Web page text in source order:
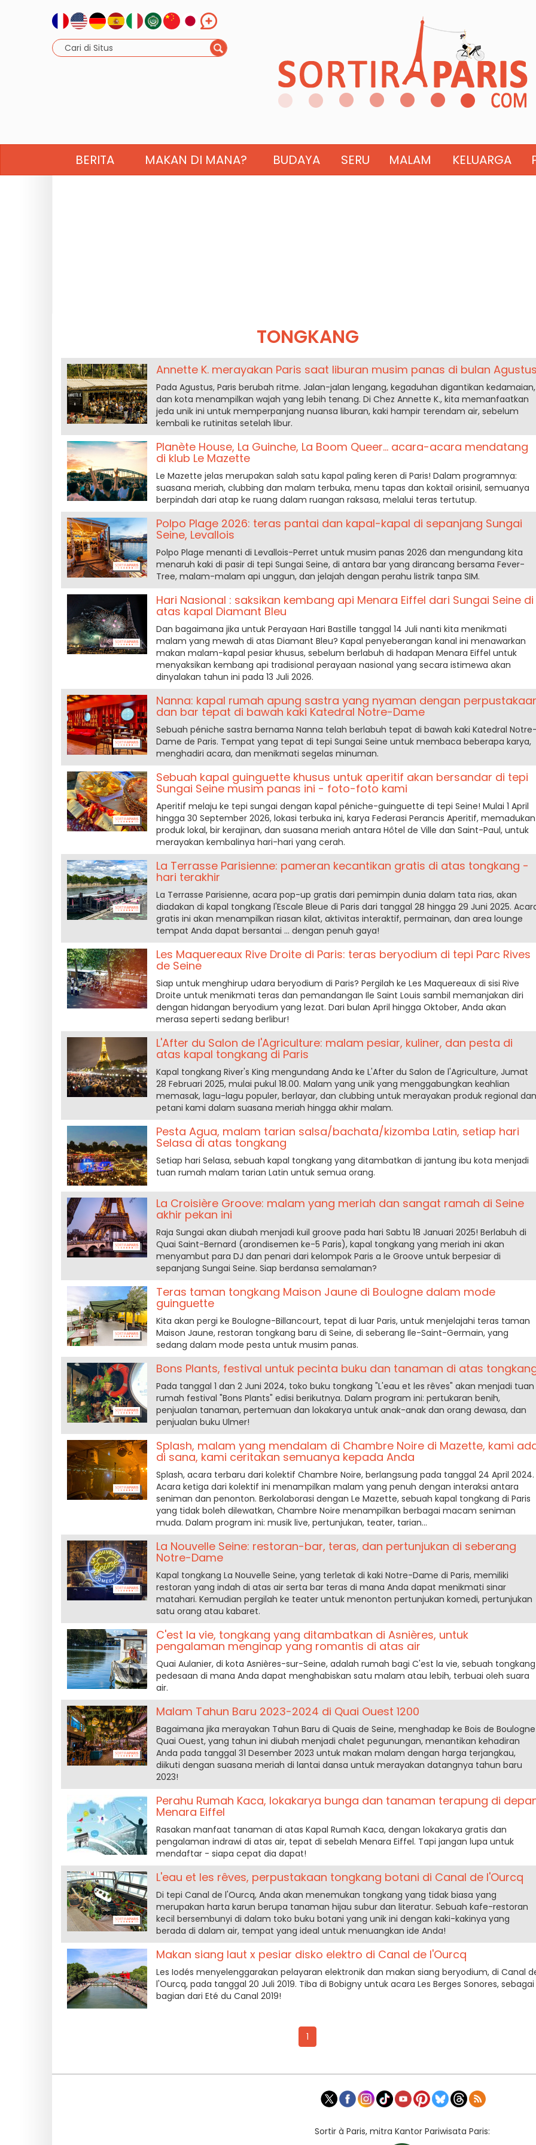
BERITA MAKAN DI MANA? BUDAYA SERU MALAM KELUARGA
TONGKANG
Annette K. merayakan Paris saat liburan musim panas di bulan
Pada Agustus, Paris berubah ritme. Jalan-jalan lengang, kegaduhan digantikan kedamaian,
dan kota menampilkan wajah yang lebih tenang. Di Chez Annette K., kita memanfaatkan
jeda unik ini untuk memperpanjang nuansa liburan, kaki hampir terendam air, sebelum
kembali ke rutinitas setelah libur.
Planète House, La Guinche, La Boom Queer... acara-acara mendatang
di klub Le Mazette
Le Mazette jelas merupakan salah satu kapal paling keren di Paris! Dalam programnya:
suasana meriah, clubbing dan malam terbuka, menu tapas dan koktail orisinil, semuanya
berpindah dari atap ke ruang dalam ruangan raksasa, melalui teras tertutup.
Polpo Plage 2026: teras pantai dan kapal-kapal di sepanjang Sungai
Seine, Levallois
Polpo Plage menanti di Levallois-Perret untuk musim panas 2026 dan mengundang kita
menaruh kaki di pasir di tepi Sungai Seine, di antara bar yang dirancang bersama Fever-
Tree, malam-malam api unggun, dan jelajah dengan perahu listrik tanpa SIM.
Hari Nasional : saksikan kembang api Menara Eiffel dari Sungai Seine di
atas kapal Diamant Bleu
Dan bagaimana jika untuk Perayaan Hari Bastille tanggal 14 Juli nanti kita menikmati
malam yang mewah di atas Diamant Bleu? Kapal penyeberangan kanal ini menawarkan
makan malam-kapal pesiar khusus, sebelum berlabuh di hadapan Menara Eiffel untuk
menyaksikan kembang api tradisional perayaan nasional yang secara istimewa akan
dinyalakan tahun ini pada 13 Juli 2026.
Nanna: kapal rumah apung sastra yang nyaman dengan
dan bar tepat di bawah kaki Katedral Notre-Dame
Sebuah péniche sastra bernama Nanna telah berlabuh tepat di bawah kaki Katedral
Dame de Paris. Tempat yang tepat di tepi Sungai Seine untuk membaca beberapa karya,
menghadiri acara, dan menikmati segelas minuman.
Sebuah kapal guinguette khusus untuk aperitif akan bersandar di tepi
Sungai Seine musim panas ini - foto-foto kami
Aperitif melaju ke tepi sungai dengan kapal péniche-guinguette di tepi Seine! Mulai 1 April
hingga 30 September 2026, lokasi terbuka ini, karya Federasi Perancis Aperitif, memadukan
produk lokal, bir kerajinan, dan suasana meriah antara Hôtel de Ville dan Saint-Paul, untuk
merayakan kembalinya hari-hari yang cerah.
La Terrasse Parisienne: pameran kecantikan gratis di atas tongkang -
hari terakhir
La Terrasse Parisienne, acara pop-up gratis dari pemimpin dunia dalam tata rias, akan
diadakan di kapal tongkang l'Escale Bleue di Paris dari tanggal 28 hingga 29 Juni 2025.
gratis ini akan menampilkan riasan kilat, aktivitas interaktif, permainan, dan area lounge
tempat Anda dapat bersantai ... dengan penuh gaya!
Les Maquereaux Rive Droite di Paris: teras beryodium di tepi Parc Rives
de Seine
Siap untuk menghirup udara beryodium di Paris? Pergilah ke Les Maquereaux di sisi Rive
Droite untuk menikmati teras dan pemandangan Ile Saint Louis sambil memanjakan diri
dengan hidangan beryodium yang lezat. Dari bulan April hingga Oktober, Anda akan
merasa seperti sedang berlibur!
L'After du Salon de l'Agriculture: malam pesiar, kuliner, dan pesta di
atas kapal tongkang di Paris
Kapal tongkang River's King mengundang Anda ke L'After du Salon de l'Agriculture, Jumat
28 Februari 2025, mulai pukul 18.00. Malam yang unik yang menggabungkan keahlian
memasak, lagu-lagu populer, berlayar, dan clubbing untuk merayakan produk regional dan
petani kami dalam suasana meriah hingga akhir malam.
Pesta Agua, malam tarian salsa/bachata/kizomba Latin, setiap hari
Selasa di atas tongkang
Setiap hari Selasa, sebuah kapal tongkang yang ditambatkan di jantung ibu kota menjadi
tuan rumah malam tarian Latin untuk semua orang.
La Croisière Groove: malam yang meriah dan sangat ramah di Seine
akhir pekan ini
Raja Sungai akan diubah menjadi kuil groove pada hari Sabtu 18 Januari 2025! Berlabuh di
Quai Saint-Bernard (arondisemen ke-5 Paris), kapal tongkang yang meriah ini akan
menyambut para DJ dan penari dari kelompok Paris a le Groove untuk berpesiar di
sepanjang Sungai Seine. Siap berdansa semalaman?
Teras taman tongkang Maison Jaune di Boulogne dalam mode
guinguette
Kita akan pergi ke Boulogne-Billancourt, tepat di luar Paris, untuk menjelajahi teras taman
Maison Jaune, restoran tongkang baru di Seine, di seberang Ile-Saint-Germain, yang
sedang dalam mode pesta untuk musim panas.
Bons Plants, festival untuk pecinta buku dan tanaman di atas
Pada tanggal 1 dan 2 Juni 2024, toko buku tongkang "L'eau et les rêves" akan menjadi tuan
rumah festival "Bons Plants" edisi berikutnya. Dalam program ini: pertukaran benih,
penjualan tanaman, pertemuan dan lokakarya untuk anak-anak dan orang dewasa, dan
penjualan buku Ulmer!
Splash, malam yang mendalam di Chambre Noire di Mazette, kami
di sana, kami ceritakan semuanya kepada Anda
Splash, acara terbaru dari kolektif Chambre Noire, berlangsung pada tanggal 24 April 2024.
Acara ketiga dari kolektif ini menampilkan malam yang penuh dengan interaksi antara
seniman dan penonton. Berkolaborasi dengan Le Mazette, sebuah kapal tongkang di Paris
yang tidak boleh dilewatkan, Chambre Noire menampilkan berbagai macam seniman
muda. Dalam program ini: musik live, pertunjukan, teater, tarian...
La Nouvelle Seine: restoran-bar, teras, dan pertunjukan di seberang
Notre-Dame
Kapal tongkang La Nouvelle Seine, yang terletak di kaki Notre-Dame di Paris, memiliki
restoran yang indah di atas air serta bar teras di mana Anda dapat menikmati sinar
matahari. Kemudian pergilah ke teater untuk menonton pertunjukan komedi, pertunjukan
satu orang atau kabaret.
C'est la vie, tongkang yang ditambatkan di Asnières, untuk
pengalaman menginap yang romantis di atas air
Quai Aulanier, di kota Asnières-sur-Seine, adalah rumah bagi C'est la vie, sebuah tongkang
pedesaan di mana Anda dapat menghabiskan satu malam atau lebih, terbuai oleh suara
air.
Malam Tahun Baru 2023-2024 di Quai Ouest 1200
Bagaimana jika merayakan Tahun Baru di Quais de Seine, menghadap ke Bois de
Quai Ouest, yang tahun ini diubah menjadi chalet pegunungan, menantikan kehadiran
Anda pada tanggal 31 Desember 2023 untuk makan malam dengan harga terjangkau,
diikuti dengan suasana meriah di lantai dansa untuk merayakan datangnya tahun baru
2023!
Perahu Rumah Kaca, lokakarya bunga dan tanaman terapung di
Menara Eiffel
Rasakan manfaat tanaman di atas Kapal Rumah Kaca, dengan lokakarya gratis dan
pengalaman indrawi di atas air, tepat di sebelah Menara Eiffel. Tapi jangan lupa untuk
mendaftar - siapa cepat dia dapat!
L'eau et les rêves, perpustakaan tongkang botani di Canal de l'Ourcq
Di tepi Canal de l'Ourcq, Anda akan menemukan tongkang yang tidak biasa yang
merupakan harta karun berupa tanaman hijau subur dan literatur. Sebuah kafe-restoran
kecil bersembunyi di dalam toko buku botani yang unik ini dengan kaki-kakinya yang
berada di dalam air, tempat yang ideal untuk menuangkan ide Anda!
Makan siang laut x pesiar disko elektro di Canal de l'Ourcq
Les Iodés menyelenggarakan pelayaran elektronik dan makan siang beryodium, di Canal
l'Ourcq, pada tanggal 20 Juli 2019. Tiba di Bobigny untuk acara Les Berges Sonores, sebagai
bagian dari Eté du Canal 2019!
1
Sortir à Paris, mitra Kantor Pariwisata Paris: